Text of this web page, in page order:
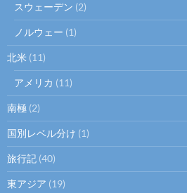
スウェーデン (2)
ノルウェー (1)
北米 (11)
アメリカ (11)
南極 (2)
国別レベル分け (1)
旅行記 (40)
東アジア (19)